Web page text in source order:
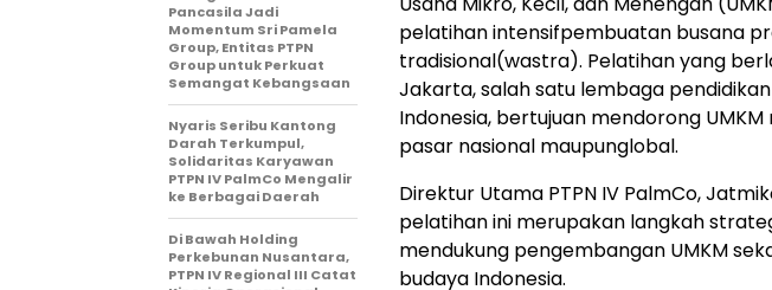
pelatihanintensifpembuatan busana
tradisional(wastra). Pelatihanyang
Jakarta, salahsatu lembaga pendidikan
Indonesia, bertujuan mendorong UMKM
pasar nasional maupunglobal.
Direktur Utama PTPN IV PalmCo,
pelatihanini merupakan langkah
mendukung pengembangan UMKM
budaya Indonesia.
Pancasila Jadi
Momentum Sri Pamela
Group, Entitas PTPN
Group untuk Perkuat
Semangat Kebangsaan
Nyaris Seribu Kantong
Darah Terkumpul,
Solidaritas Karyawan
PTPN IV PalmCo Mengalir
ke Berbagai Daerah
Di Bawah Holding
Perkebunan Nusantara,
PTPN IV Regional III Catat